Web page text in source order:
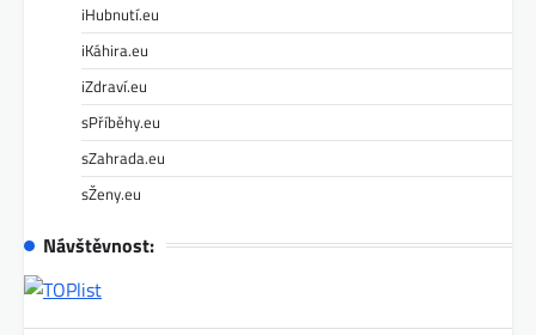
iHubnutí.eu
iKáhira.eu
iZdraví.eu
sPříběhy.eu
sZahrada.eu
sŽeny.eu
Návštěvnost: